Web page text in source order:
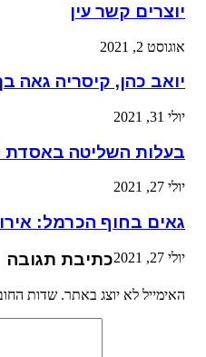
יוצרים קשר עין
אוגוסט 2, 2021
יואב כהן, קיסריה גאה
יולי 31, 2021
בעלות השליטה באסדת
יולי 27, 2021
גאים בחוף הכרמל:
יולי 27, 2021 כתיבת תגובה
האימייל לא יוצג באתר. שדות